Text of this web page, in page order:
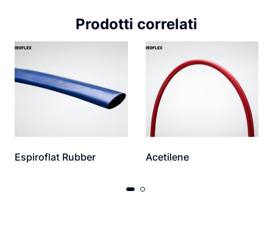
Prodotti correlati
Espiroflat Rubber Acetilene